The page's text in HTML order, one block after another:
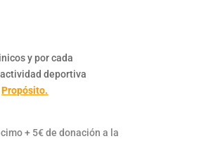
y por cada
deportiva
Propósito.
+ 5€ de donación a la